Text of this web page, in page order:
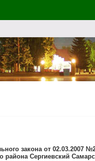
закона от 02.03.2007
района Сергиевский